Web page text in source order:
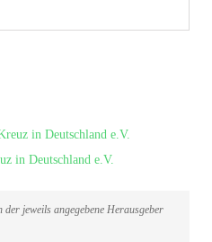
in Deutschland e.V.
in Deutschland e.V.
der jeweils angegebene Herausgeber